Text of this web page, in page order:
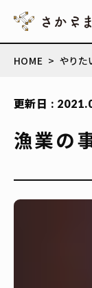
HOME やりた
更新日 :
漁業の